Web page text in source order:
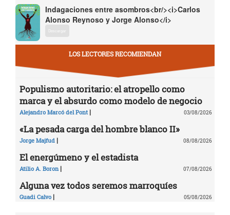
Indagaciones entre asombros<br/><i>Carlos
Alonso Reynoso y Jorge Alonso</i>
Descargar
LOS LECTORES RECOMIENDAN
Populismo autoritario: el atropello como
marca y el absurdo como modelo de negocio
Alejandro Marcó del Pont | 03/08/2026
«La pesada carga del hombre blanco II»
Jorge Majfud | 08/08/2026
El energúmeno y el estadista
Atilio A. Boron | 07/08/2026
Alguna vez todos seremos marroquíes
Guadi Calvo | 05/08/2026